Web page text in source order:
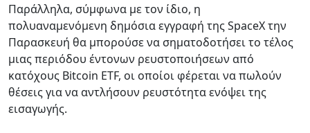
Παράλληλα, σύμφωνα με τον ίδιο, η
πολυαναμενόμενη δημόσια εγγραφή της SpaceX την
Παρασκευή θα μπορούσε να σηματοδοτήσει το τέλος
μιας περιόδου έντονων ρευστοποιήσεων από
κατόχους Bitcoin ETF, οι οποίοι φέρεται να πωλούν
θέσεις για να αντλήσουν ρευστότητα ενόψει της
εισαγωγής.